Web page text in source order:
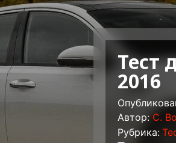
Тест
2016
Автор: C.
Рубрика: